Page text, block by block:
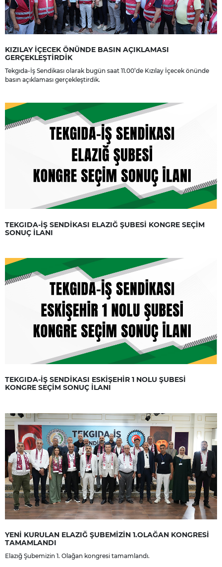
KIZILAY İÇECEK ÖNÜNDE BASIN AÇIKLAMASI
GERÇEKLEŞTİRDİK
Tekgıda-İş Sendikası olarak bugün saat 11.00’de Kızılay İçecek önünde
basın açıklaması gerçekleştirdik.
TEKGIDA-İŞ SENDİKASI ELAZIĞ ŞUBESİ KONGRE SEÇİM
SONUÇ İLANI
TEKGIDA-İŞ SENDİKASI ESKİŞEHİR 1 NOLU ŞUBESİ
KONGRE SEÇİM SONUÇ İLANI
YENİ KURULAN ELAZIĞ ŞUBEMİZİN 1.OLAĞAN KONGRESİ
TAMAMLANDI
Elazığ Şubemizin 1. Olağan kongresi tamamlandı.